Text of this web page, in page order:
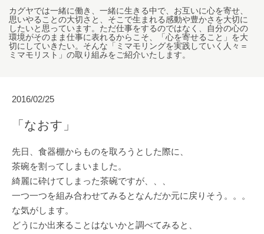
カグヤでは一緒に働き、一緒に生きる中で、お互いに心を寄せ、
思いやることの大切さと、そこで生まれる感動や豊かさを大切に
したいと思っています。ただ仕事をするのではなく、自分の心の
環境がそのまま仕事に表れるからこそ、「心を寄せること」を大
切にしていきたい。そんな「ミマモリングを実践していく人々＝
ミマモリスト」の取り組みをご紹介いたします。
2016/02/25
「なおす」
先日、食器棚からものを取ろうとした際に、
茶碗を割ってしまいました。
綺麗に砕けてしまった茶碗ですが、、、
一つ一つを組み合わせてみるとなんだか元に戻りそう。。。
な気がします。
どうにか出来ることはないかと調べてみると、